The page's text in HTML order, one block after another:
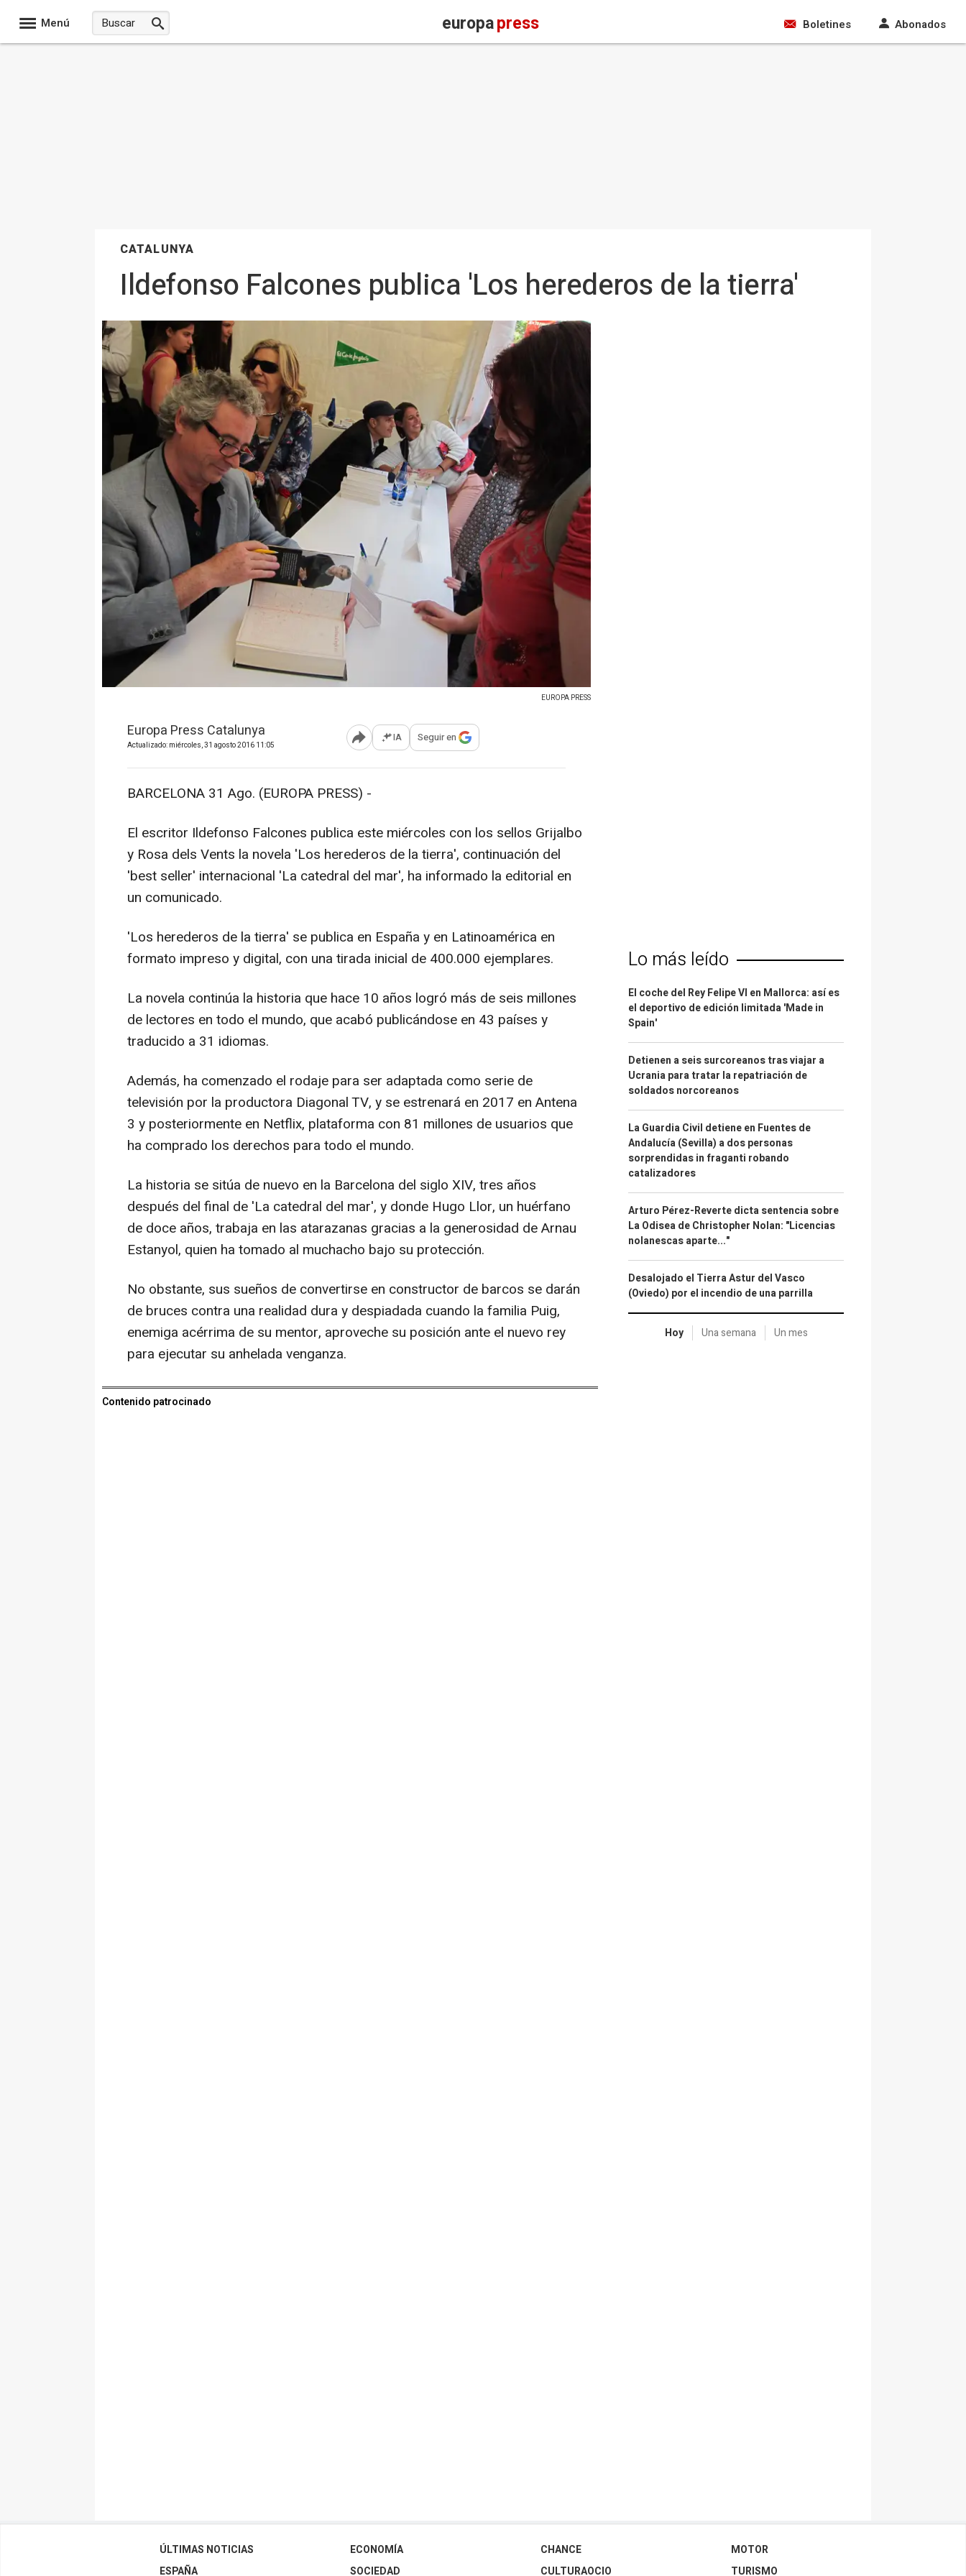
Menú europapress Boletines Abonados
CATALUNYA
Ildefonso Falcones publica 'Los herederos de la tierra'
EUROPA PRESS
Europa Press Catalunya
Actualizado: miércoles, 31 agosto 2016 11:05 Abrir opciones para compartir
IA Seguir en
BARCELONA 31 Ago. (EUROPA PRESS) -
El escritor Ildefonso Falcones publica este miércoles con los sellos Grijalbo
y Rosa dels Vents la novela 'Los herederos de la tierra', continuación del
'best seller' internacional 'La catedral del mar', ha informado la editorial en
un comunicado.
'Los herederos de la tierra' se publica en España y en Latinoamérica en
formato impreso y digital, con una tirada inicial de 400.000 ejemplares.
La novela continúa la historia que hace 10 años logró más de seis millones
de lectores en todo el mundo, que acabó publicándose en 43 países y
traducido a 31 idiomas.
Además, ha comenzado el rodaje para ser adaptada como serie de
televisión por la productora Diagonal TV, y se estrenará en 2017 en Antena
3 y posteriormente en Netflix, plataforma con 81 millones de usuarios que
ha comprado los derechos para todo el mundo.
La historia se sitúa de nuevo en la Barcelona del siglo XIV, tres años
después del final de 'La catedral del mar', y donde Hugo Llor, un huérfano
de doce años, trabaja en las atarazanas gracias a la generosidad de Arnau
Estanyol, quien ha tomado al muchacho bajo su protección.
No obstante, sus sueños de convertirse en constructor de barcos se darán
de bruces contra una realidad dura y despiadada cuando la familia Puig,
enemiga acérrima de su mentor, aproveche su posición ante el nuevo rey
para ejecutar su anhelada venganza.
Contenido patrocinado
Lo más leído
El coche del Rey Felipe VI en Mallorca: así es
el deportivo de edición limitada 'Made in
Spain'
Detienen a seis surcoreanos tras viajar a
Ucrania para tratar la repatriación de
soldados norcoreanos
La Guardia Civil detiene en Fuentes de
Andalucía (Sevilla) a dos personas
sorprendidas in fraganti robando
catalizadores
Arturo Pérez-Reverte dicta sentencia sobre
La Odisea de Christopher Nolan: "Licencias
nolanescas aparte..."
Desalojado el Tierra Astur del Vasco
(Oviedo) por el incendio de una parrilla
Hoy Una semana Un mes
ÚLTIMAS NOTICIAS
ESPAÑA
ECONOMÍA
SOCIEDAD
CHANCE
CULTURAOCIO
MOTOR
TURISMO